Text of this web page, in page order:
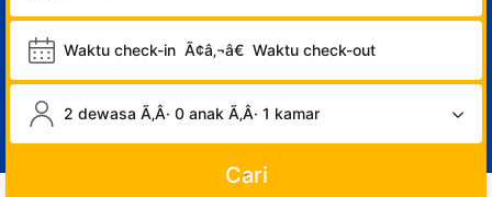
Waktu check-in Ã¢â‚¬â€ Waktu check-out
2 dewasa Ã‚Â· 0 anak Ã‚Â· 1 kamar
Cari